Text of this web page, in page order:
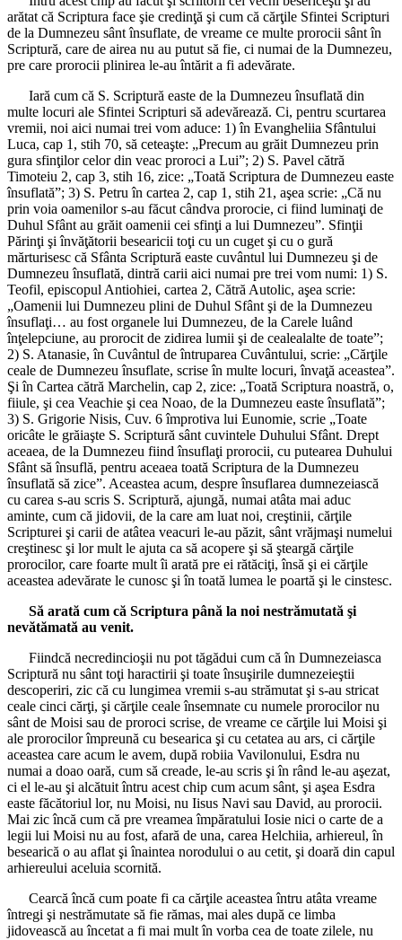
arătat că Scriptura face şie credinţă şi cum că cărţile Sfintei Scripturi
de la Dumnezeu sânt însuflate, de vreame ce multe prorocii sânt în
Scriptură, care de airea nu au putut să fie, ci numai de la Dumnezeu,
pre care prorocii plinirea le-au întărit a fi adevărate.
Iară cum că S. Scriptură easte de la Dumnezeu însuflată din
multe locuri ale Sfintei Scripturi să adevărează. Ci, pentru scurtarea
vremii, noi aici numai trei vom aduce: 1) în Evangheliia Sfântului
Luca, cap 1, stih 70, să ceteaşte: „Precum au grăit Dumnezeu prin
gura sfinţilor celor din veac proroci a Lui”; 2) S. Pavel cătră
Timoteiu 2, cap 3, stih 16, zice: „Toată Scriptura de Dumnezeu easte
însuflată”; 3) S. Petru în cartea 2, cap 1, stih 21, aşea scrie: „Că nu
prin voia oamenilor s-au făcut cândva prorocie, ci fiind luminaţi de
Duhul Sfânt au grăit oamenii cei sfinţi a lui Dumnezeu”. Sfinţii
Părinţi şi învăţătorii besearicii toţi cu un cuget şi cu o gură
mărturisesc că Sfânta Scriptură easte cuvântul lui Dumnezeu şi de
Dumnezeu însuflată, dintră carii aici numai pre trei vom numi: 1) S.
Teofil, episcopul Antiohiei, cartea 2, Cătră Autolic, aşea scrie:
„Oamenii lui Dumnezeu plini de Duhul Sfânt şi de la Dumnezeu
însuflaţi… au fost organele lui Dumnezeu, de la Carele luând
înţelepciune, au prorocit de zidirea lumii şi de cealealalte de toate”;
2) S. Atanasie, în Cuvântul de întruparea Cuvântului, scrie: „Cărţile
ceale de Dumnezeu însuflate, scrise în multe locuri, învaţă aceastea”.
Şi în Cartea cătră Marchelin, cap 2, zice: „Toată Scriptura noastră, o,
fiiule, şi cea Veachie şi cea Noao, de la Dumnezeu easte însuflată”;
3) S. Grigorie Nisis, Cuv. 6 împrotiva lui Eunomie, scrie „Toate
oricâte le grăiaşte S. Scriptură sânt cuvintele Duhului Sfânt. Drept
aceaea, de la Dumnezeu fiind însuflaţi prorocii, cu putearea Duhului
Sfânt să însuflă, pentru aceaea toată Scriptura de la Dumnezeu
însuflată să zice”. Aceastea acum, despre însuflarea dumnezeiască
cu carea s-au scris S. Scriptură, ajungă, numai atâta mai aduc
aminte, cum că jidovii, de la care am luat noi, creştinii, cărţile
Scripturei şi carii de atâtea veacuri le-au păzit, sânt vrăjmaşi numelui
creştinesc şi lor mult le ajuta ca să acopere şi să şteargă cărţile
prorocilor, care foarte mult îi arată pre ei rătăciţi, însă şi ei cărţile
aceastea adevărate le cunosc şi în toată lumea le poartă şi le cinstesc.
Să arată cum că Scriptura până la noi nestrămutată şi
nevătămată au venit.
Fiindcă necredincioşii nu pot tăgădui cum că în Dumnezeiasca
Scriptură nu sânt toţi haractirii şi toate însuşirile dumnezeieştii
descoperiri, zic că cu lungimea vremii s-au strămutat şi s-au stricat
ceale cinci cărţi, şi cărţile ceale însemnate cu numele prorocilor nu
sânt de Moisi sau de proroci scrise, de vreame ce cărţile lui Moisi şi
ale prorocilor împreună cu besearica şi cu cetatea au ars, ci cărţile
aceastea care acum le avem, după robiia Vavilonului, Esdra nu
numai a doao oară, cum să creade, le-au scris şi în rând le-au aşezat,
ci el le-au şi alcătuit întru acest chip cum acum sânt, şi aşea Esdra
easte făcătoriul lor, nu Moisi, nu Iisus Navi sau David, au prorocii.
Mai zic încă cum că pre vreamea împăratului Iosie nici o carte de a
legii lui Moisi nu au fost, afară de una, carea Helchiia, arhiereul, în
besearică o au aflat şi înaintea norodului o au cetit, şi doară din capul
arhiereului aceluia scornită.
Cearcă încă cum poate fi ca cărţile aceastea întru atâta vreame
întregi şi nestrămutate să fie rămas, mai ales după ce limba
jidovească au încetat a fi mai mult în vorba cea de toate zilele, nu